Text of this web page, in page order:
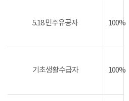
5.18 민주유공자 100%
기초생활수급자 100%